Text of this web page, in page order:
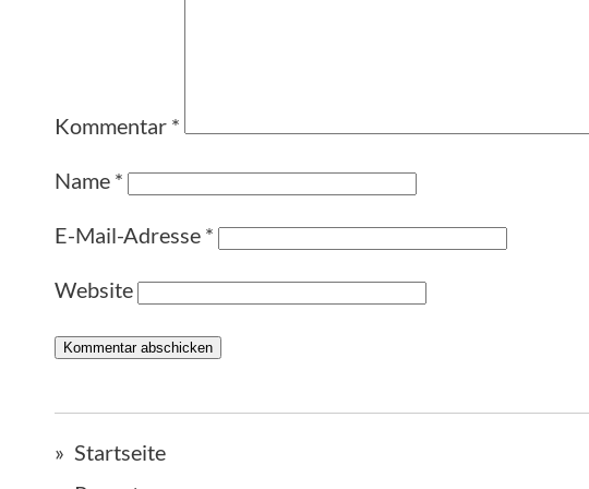
Kommentar *
Name *
E-Mail-Adresse *
Website
Startseite